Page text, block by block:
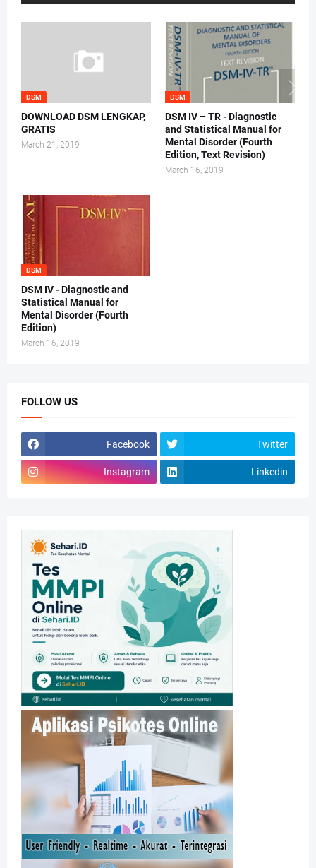
DSM
DOWNLOAD DSM LENGKAP,
GRATIS
March 21, 2019
DSM
DSM IV – TR - Diagnostic
and Statistical Manual for
Mental Disorder (Fourth
Edition, Text Revision)
March 16, 2019
DSM
DSM IV - Diagnostic and
Statistical Manual for
Mental Disorder (Fourth
Edition)
March 16, 2019
FOLLOW US
Facebook Twitter
Instagram Linkedin